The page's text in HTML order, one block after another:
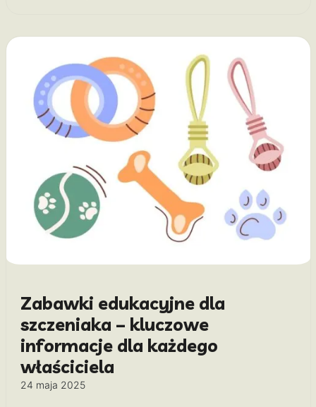
Zabawki edukacyjne dla
szczeniaka – kluczowe
informacje dla każdego
właściciela
24 maja 2025